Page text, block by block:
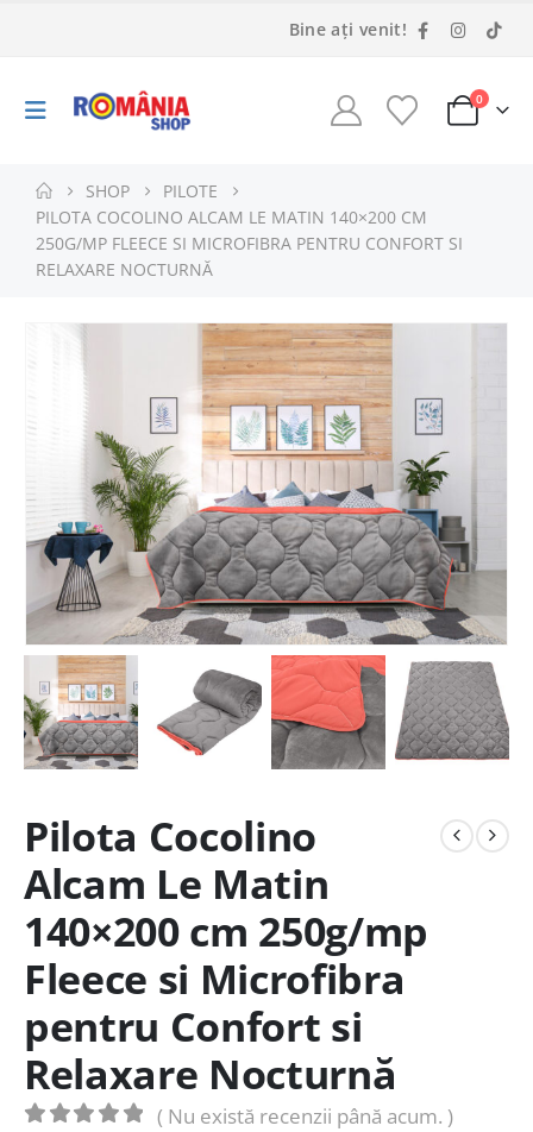
Bine ați venit!
0
SHOP
PILOTE
PILOTA COCOLINO ALCAM LE MATIN 140×200 CM
250G/MP FLEECE SI MICROFIBRA PENTRU CONFORT SI
RELAXARE NOCTURNĂ
Pilota Cocolino
Alcam Le Matin
140×200 cm 250g/mp
Fleece si Microfibra
pentru Confort si
Relaxare Nocturnă
( Nu există recenzii până acum. )